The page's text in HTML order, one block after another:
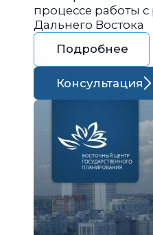
процессе работы
Дальнего Востока
Подробнее
Консультация